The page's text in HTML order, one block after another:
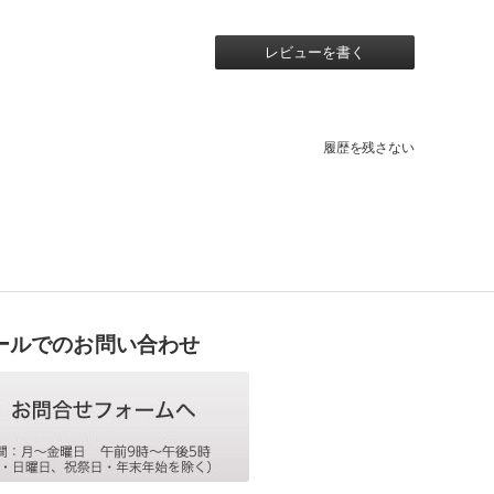
レビューを書く
履歴を残さない
ルでのお問い合わせ